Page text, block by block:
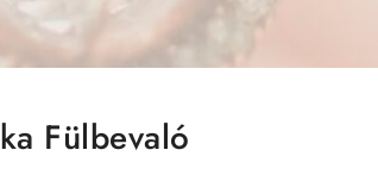
Fülbevaló